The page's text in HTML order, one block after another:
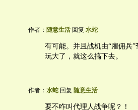
作者： 随意生活 回复 水蛇
有可能。并且战机由“雇佣兵
玩大了，就这么搞下去。
作者： 水蛇 回复 随意生活
要不咋叫代理人战争呢？！